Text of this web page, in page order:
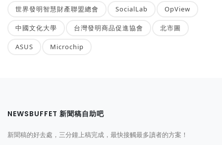
世界發明智慧財產聯盟總會 SocialLab OpView
中國文化大學 台灣發明商品促進協會 北市圖
ASUS Microchip
NEWSBUFFET 新聞稿自助吧
新聞稿的好去處，三分鐘上稿完成，最快接觸最多讀者的方案！